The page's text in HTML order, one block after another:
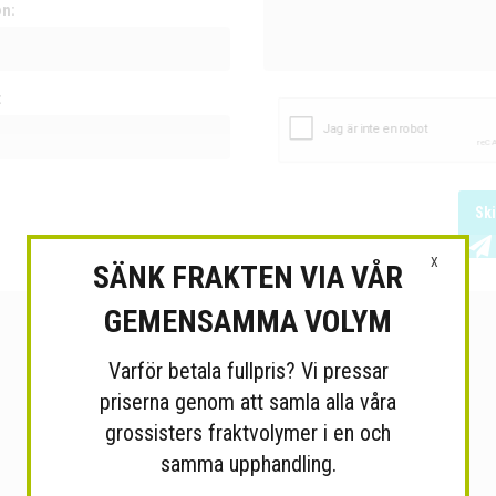
X
SÄNK FRAKTEN VIA VÅR
GEMENSAMMA VOLYM
Varför betala fullpris? Vi pressar
priserna genom att samla alla våra
grossisters fraktvolymer i en och
samma upphandling.